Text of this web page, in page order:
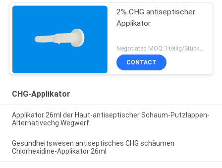
2% CHG antiseptischer
Applikator
CONTACT
CHG-Applikator
Applikator 26ml der Haut-antiseptischer Schaum-Putzlappen-
Alternativechg Wegwerf
Gesundheitswesen antiseptisches CHG schäumen
Chlorhexidine-Applikator 26ml